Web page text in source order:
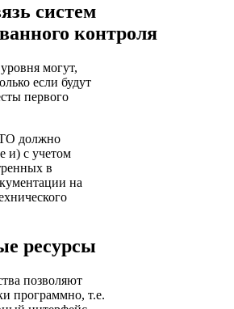
систем
контроля
могут,
если будут
первого
должно
и) с учетом
в
на
ресурсы
позволяют
программно, т.е.